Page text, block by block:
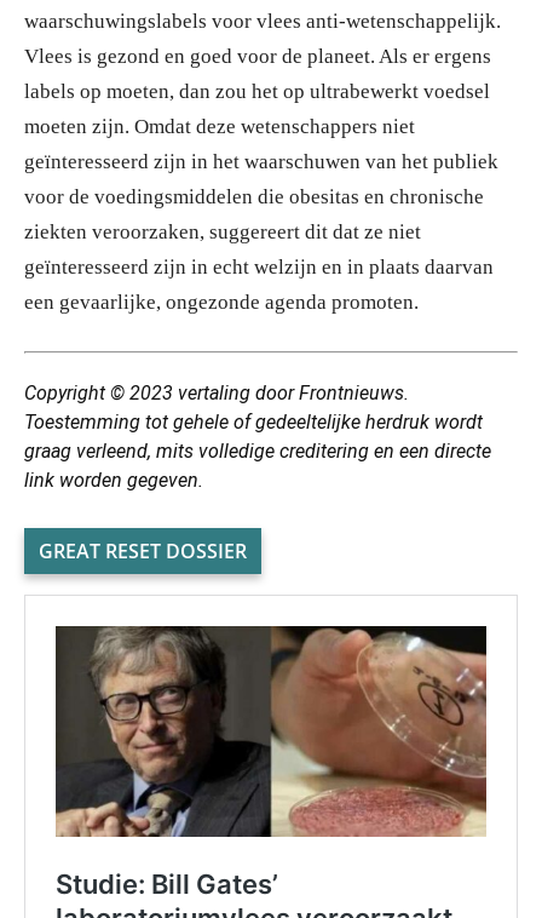
waarschuwingslabels voor vlees anti-wetenschappelijk.
Vlees is gezond en goed voor de planeet. Als er ergens
labels op moeten, dan zou het op ultrabewerkt voedsel
moeten zijn. Omdat deze wetenschappers niet
geïnteresseerd zijn in het waarschuwen van het publiek
voor de voedingsmiddelen die obesitas en chronische
ziekten veroorzaken, suggereert dit dat ze niet
geïnteresseerd zijn in echt welzijn en in plaats daarvan
een gevaarlijke, ongezonde agenda promoten.
Copyright © 2023 vertaling door Frontnieuws.
Toestemming tot gehele of gedeeltelijke herdruk wordt
graag verleend, mits volledige creditering en een directe
link worden gegeven.
GREAT RESET DOSSIER